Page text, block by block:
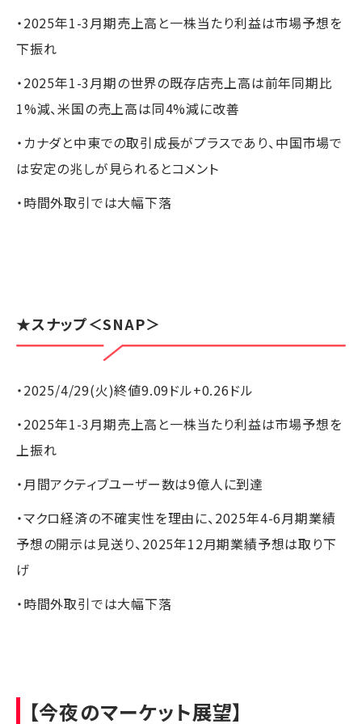
・2025年1-3月期売上高と一株当たり利益は市場予想を
下振れ
・2025年1-3月期の世界の既存店売上高は前年同期比
1%減、米国の売上高は同4%減に改善
・カナダと中東での取引成長がプラスであり、中国市場で
は安定の兆しが見られるとコメント
・時間外取引では大幅下落
★スナップ＜SNAP＞
・2025/4/29(火)終値9.09ドル+0.26ドル
・2025年1-3月期売上高と一株当たり利益は市場予想を
上振れ
・月間アクティブユーザー数は9億人に到達
・マクロ経済の不確実性を理由に、2025年4-6月期業績
予想の開示は見送り、2025年12月期業績予想は取り下
げ
・時間外取引では大幅下落
【今夜のマーケット展望】